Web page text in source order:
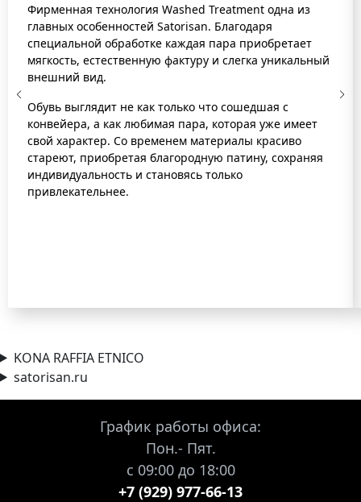
Фирменная технология Washed Treatment одна из
главных особенностей Satorisan. Благодаря
специальной обработке каждая пара приобретает
мягкость, естественную фактуру и слегка уникальный
внешний вид.
Обувь выглядит не как только что сошедшая с
конвейера, а как любимая пара, которая уже имеет
свой характер. Со временем материалы красиво
стареют, приобретая благородную патину, сохраняя
индивидуальность и становясь только
привлекательнее.
KONA RAFFIA ETNICO
satorisan.ru
График работы офиса:
Пон.- Пят.
с 09:00 до 18:00
+7 (929) 977-66-13